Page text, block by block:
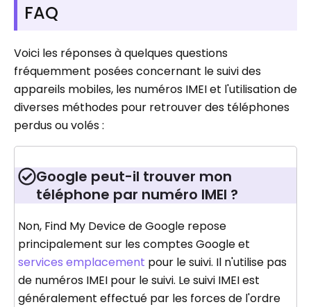
FAQ
Voici les réponses à quelques questions
fréquemment posées concernant le suivi des
appareils mobiles, les numéros IMEI et l'utilisation de
diverses méthodes pour retrouver des téléphones
perdus ou volés :
Google peut-il trouver mon
téléphone par numéro IMEI ?
Non, Find My Device de Google repose
principalement sur les comptes Google et
services emplacement pour le suivi. Il n'utilise pas
de numéros IMEI pour le suivi. Le suivi IMEI est
généralement effectué par les forces de l'ordre